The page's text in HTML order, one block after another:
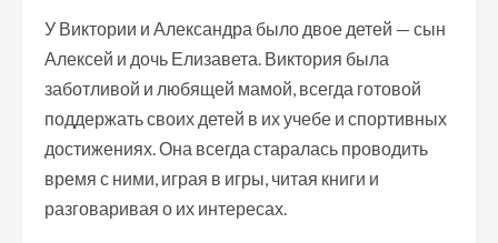
У Виктории и Александра было двое детей — сын
Алексей и дочь Елизавета. Виктория была
заботливой и любящей мамой, всегда готовой
поддержать своих детей в их учебе и спортивных
достижениях. Она всегда старалась проводить
время с ними, играя в игры, читая книги и
разговаривая о их интересах.